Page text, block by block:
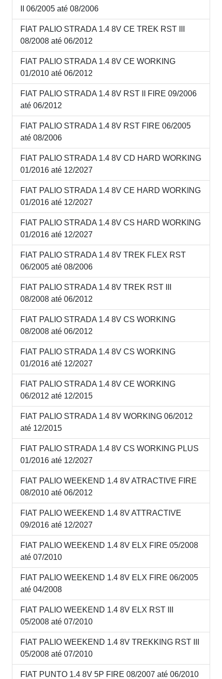
II 06/2005 até 08/2006
FIAT PALIO STRADA 1.4 8V CE TREK RST III
08/2008 até 06/2012
FIAT PALIO STRADA 1.4 8V CE WORKING
01/2010 até 06/2012
FIAT PALIO STRADA 1.4 8V RST II FIRE 09/2006
até 06/2012
FIAT PALIO STRADA 1.4 8V RST FIRE 06/2005
até 08/2006
FIAT PALIO STRADA 1.4 8V CD HARD WORKING
01/2016 até 12/2027
FIAT PALIO STRADA 1.4 8V CE HARD WORKING
01/2016 até 12/2027
FIAT PALIO STRADA 1.4 8V CS HARD WORKING
01/2016 até 12/2027
FIAT PALIO STRADA 1.4 8V TREK FLEX RST
06/2005 até 08/2006
FIAT PALIO STRADA 1.4 8V TREK RST III
08/2008 até 06/2012
FIAT PALIO STRADA 1.4 8V CS WORKING
08/2008 até 06/2012
FIAT PALIO STRADA 1.4 8V CS WORKING
01/2016 até 12/2027
FIAT PALIO STRADA 1.4 8V CE WORKING
06/2012 até 12/2015
FIAT PALIO STRADA 1.4 8V WORKING 06/2012
até 12/2015
FIAT PALIO STRADA 1.4 8V CS WORKING PLUS
01/2016 até 12/2027
FIAT PALIO WEEKEND 1.4 8V ATRACTIVE FIRE
08/2010 até 06/2012
FIAT PALIO WEEKEND 1.4 8V ATTRACTIVE
09/2016 até 12/2027
FIAT PALIO WEEKEND 1.4 8V ELX FIRE 05/2008
até 07/2010
FIAT PALIO WEEKEND 1.4 8V ELX FIRE 06/2005
até 04/2008
FIAT PALIO WEEKEND 1.4 8V ELX RST III
05/2008 até 07/2010
FIAT PALIO WEEKEND 1.4 8V TREKKING RST III
05/2008 até 07/2010
FIAT PUNTO 1.4 8V 5P FIRE 08/2007 até 06/2010